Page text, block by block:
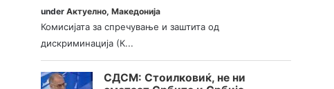
underАктуелно,Македонија
Комисијата за спречување и заштита од
дискриминација (К...
СДСМ: Стоилковиќ, не ни